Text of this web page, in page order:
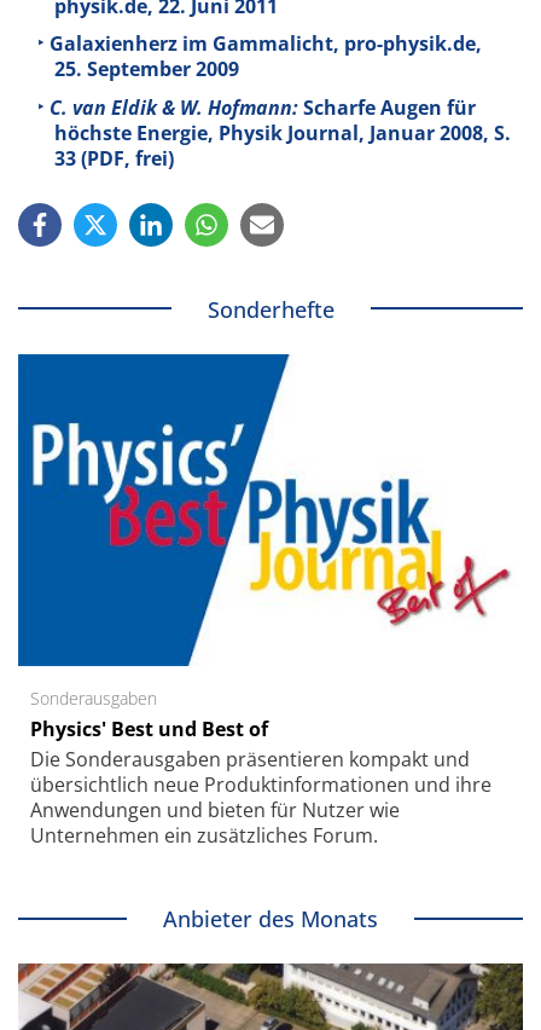
physik.de, 22. Juni 2011
Galaxienherz im Gammalicht, pro-physik.de,
25. September 2009
C. van Eldik & W. Hofmann:Scharfe Augen für
höchste Energie, Physik Journal, Januar 2008, S.
33 (PDF, frei)
Sonderhefte
Sonderausgaben
Physics' Best und Best of
Die Sonder­ausgaben präsentieren kompakt und
übersichtlich neue Produkt­informationen und ihre
Anwendungen und bieten für Nutzer wie
Unternehmen ein zusätzliches Forum.
Anbieter des Monats